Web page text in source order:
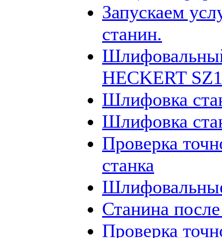
Запускаем
станин.
HECKERT
Шлифовка
Шлифовка
Проверка
станка
Станина
Проверка